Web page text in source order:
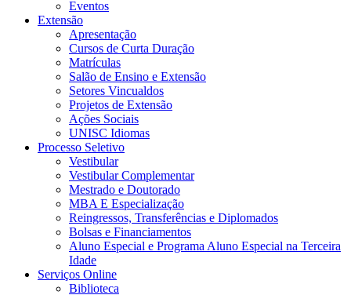
Eventos
Extensão
Apresentação
Cursos de Curta Duração
Matrículas
Salão de Ensino e Extensão
Setores Vincualdos
Projetos de Extensão
Ações Sociais
UNISC Idiomas
Processo Seletivo
Vestibular
Vestibular Complementar
Mestrado e Doutorado
MBA E Especialização
Reingressos, Transferências e Diplomados
Bolsas e Financiamentos
Aluno Especial e Programa Aluno Especial na Terceira
Idade
Serviços Online
Biblioteca